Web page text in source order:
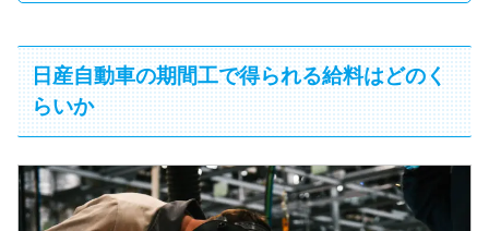
日産自動車の期間工で得られる給料はどのく
らいか